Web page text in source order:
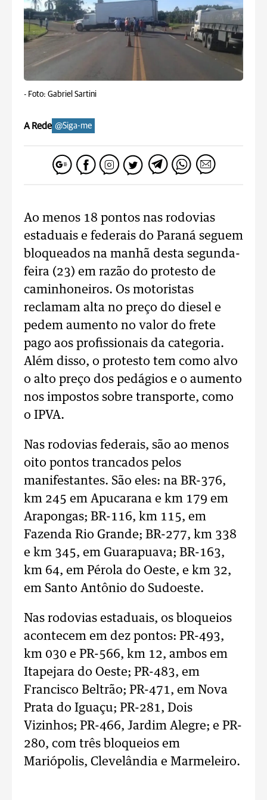
- Foto: Gabriel Sartini
A Rede @Siga-me
Ao menos 18 pontos nas rodovias
estaduais e federais do Paraná seguem
bloqueados na manhã desta segunda-
feira (23) em razão do protesto de
caminhoneiros. Os motoristas
reclamam alta no preço do diesel e
pedem aumento no valor do frete
pago aos profissionais da categoria.
Além disso, o protesto tem como alvo
o alto preço dos pedágios e o aumento
nos impostos sobre transporte, como
o IPVA.
Nas rodovias federais, são ao menos
oito pontos trancados pelos
manifestantes. São eles: na BR-376,
km 245 em Apucarana e km 179 em
Arapongas; BR-116, km 115, em
Fazenda Rio Grande; BR-277, km 338
e km 345, em Guarapuava; BR-163,
km 64, em Pérola do Oeste, e km 32,
em Santo Antônio do Sudoeste.
Nas rodovias estaduais, os bloqueios
acontecem em dez pontos: PR-493,
km 030 e PR-566, km 12, ambos em
Itapejara do Oeste; PR-483, em
Francisco Beltrão; PR-471, em Nova
Prata do Iguaçu; PR-281, Dois
Vizinhos; PR-466, Jardim Alegre; e PR-
280, com três bloqueios em
Mariópolis, Clevelândia e Marmeleiro.